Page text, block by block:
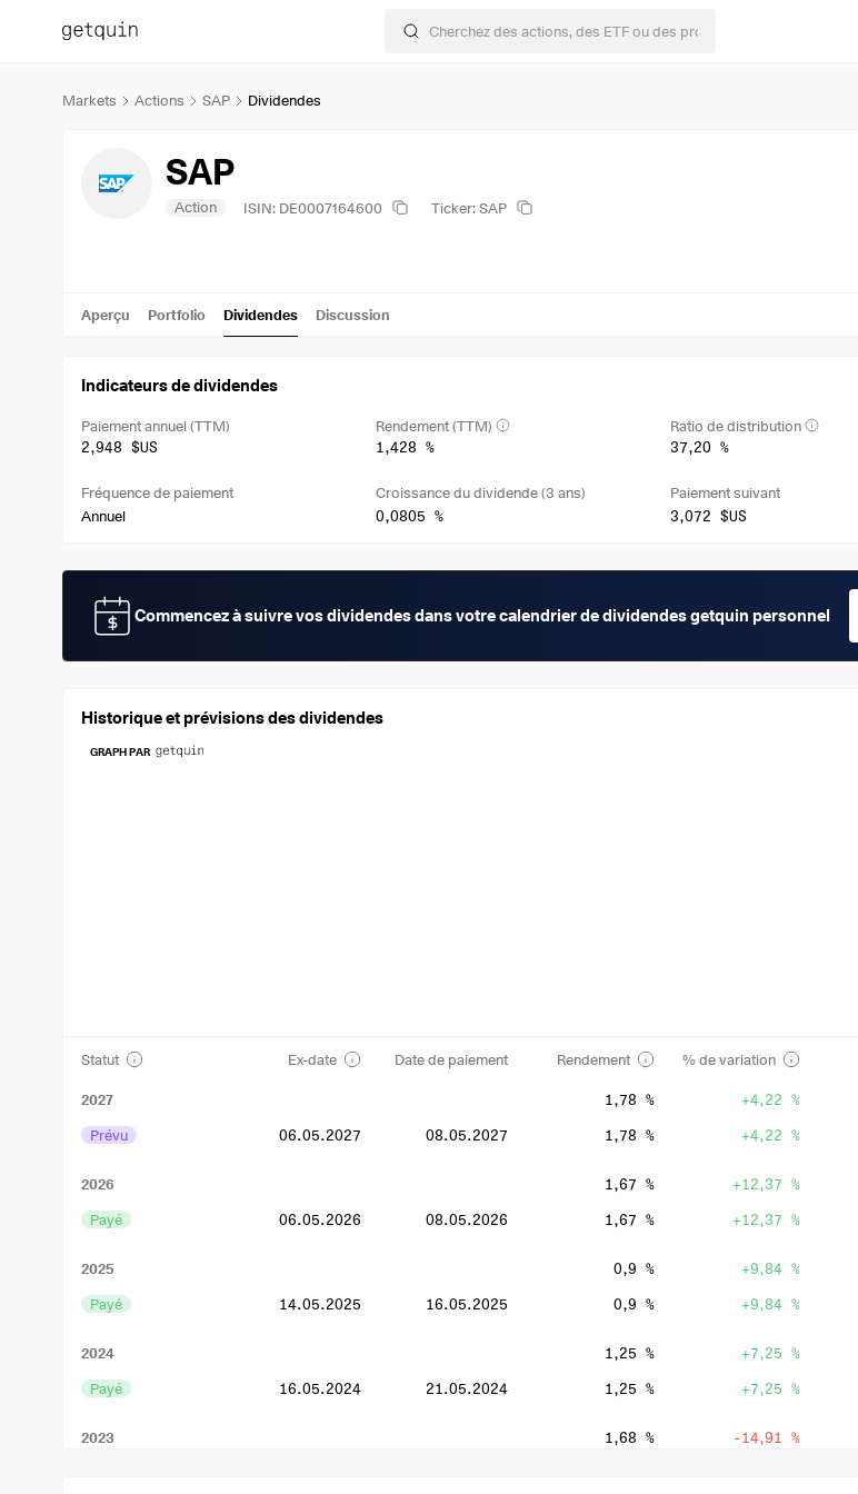
Markets Actions SAP Dividendes
SAP
Action ISIN: DE0007164600 Ticker: SAP
Aperçu Portfolio Dividendes Discussion
Indicateurs de dividendes
Paiement annuel (TTM)
2,948 $US
Rendement (TTM)
1,428 %
Ratio de distribution
37,20 %
Fréquence de paiement
Annuel
Croissance du dividende (3 ans)
0,0805 %
Paiement suivant
3,072 $US
Commencez à suivre vos dividendes dans votre calendrier de dividendes getquin personnel
Historique et prévisions des dividendes
GRAPH PAR
Statut Ex-date Date de paiement Rendement % de variation
2027 1,78 % +4,22 %
Prévu
06.05.2027 08.05.2027 1,78 % +4,22 %
2026 1,67 % +12,37 %
Payé
06.05.2026 08.05.2026 1,67 % +12,37 %
2025 0,9 % +9,84 %
Payé
14.05.2025 16.05.2025 0,9 % +9,84 %
2024 1,25 % +7,25 %
Payé
16.05.2024 21.05.2024 1,25 % +7,25 %
2023 1,68 % -14,91 %